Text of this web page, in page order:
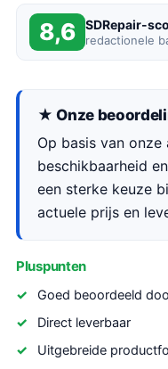
8,6 SDRepair-
redactionele
★ Onze
Op basis van onze
beschikbaarheid
een sterke keuze
actuele prijs en
Pluspunten
Goed beoordeeld
Direct leverbaar
Uitgebreide